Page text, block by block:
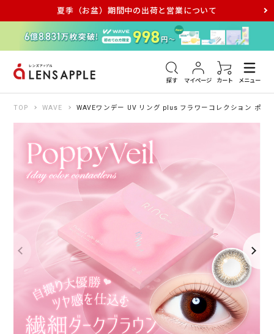
夏季（お盆）期間中の出荷と営業について
探す マイページ カート メニュー
アキュビュー メダリスト メガネ
TOP WAVE WAVEワンデー UV リング plus フラワーコレクション ポピ